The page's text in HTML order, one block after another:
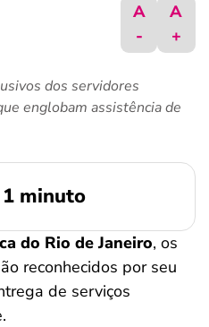
A
-
A
+
dos servidores
englobam assistência de
minuto
do Rio de Janeiro, os
reconhecidos por seu
de serviços